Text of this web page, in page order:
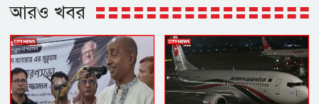
আরও খবর